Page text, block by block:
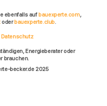
ebenfalls auf bauexperte.com,
oderbauexperte.club.
Energieberater oder
brauchen.
becker.de 2025